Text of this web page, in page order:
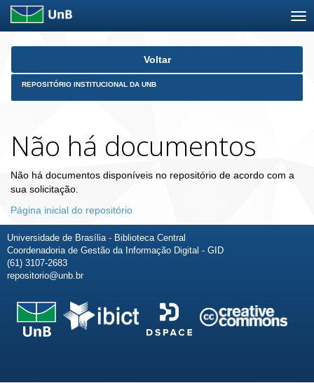
Skip
Voltar
REPOSITÓRIO INSTITUCIONAL DA UNB
Não há documentos
Não há documentos disponíveis no repositório de acordo com a
sua solicitação.
Página inicial do repositório
Universidade de Brasília - Biblioteca Central
Coordenadoria de Gestão da Informação Digital - GID
(61) 3107-2683
repositorio@unb.br